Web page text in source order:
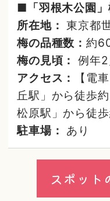
■「羽根木公園
所在地： 東京都
梅の品種数：約
梅の見頃： 例年
アクセス：
【電
丘駅」から徒歩
松原駅」から徒
駐車場： あり
スポット